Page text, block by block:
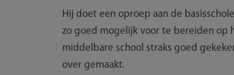
Hij doet een oproep aan de
zo goed mogelijk voor te bereiden op
middelbare school straks goed
over gemaakt.